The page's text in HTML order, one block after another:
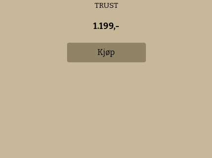
TRUST
1.199,-
Kjøp